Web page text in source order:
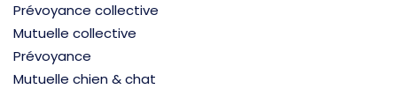
Prévoyance collective
Mutuelle collective
Prévoyance
Mutuelle chien & chat